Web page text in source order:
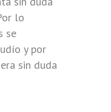
lo
se
y por
sin duda